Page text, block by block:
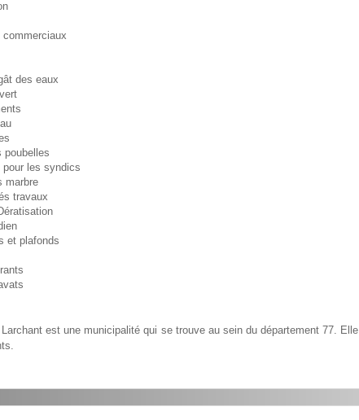
commerciaux
des eaux
poubelles
pour les syndics
marbre
travaux
et plafonds
Larchant est une municipalité qui se trouve au sein du département 77. Elle